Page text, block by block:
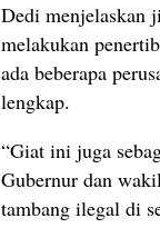
Dedi menjelaskan
melakukan
ada beberapa
lengkap.
“Giat ini juga
Gubernur dan
tambang ilegal di